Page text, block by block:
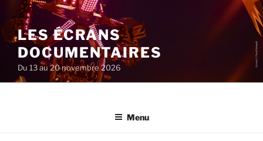
au
contenu
principal
LES ÉCRANS
DOCUMENTAIRES
Du 13 au 20 novembre 2026
Menu